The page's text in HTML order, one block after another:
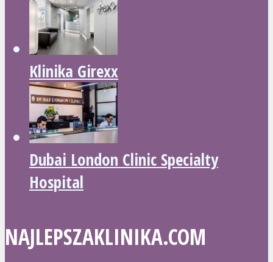
Klinika Girexx
Dubai London Clinic Specialty
Hospital
NAJLEPSZAKLINIKA.COM